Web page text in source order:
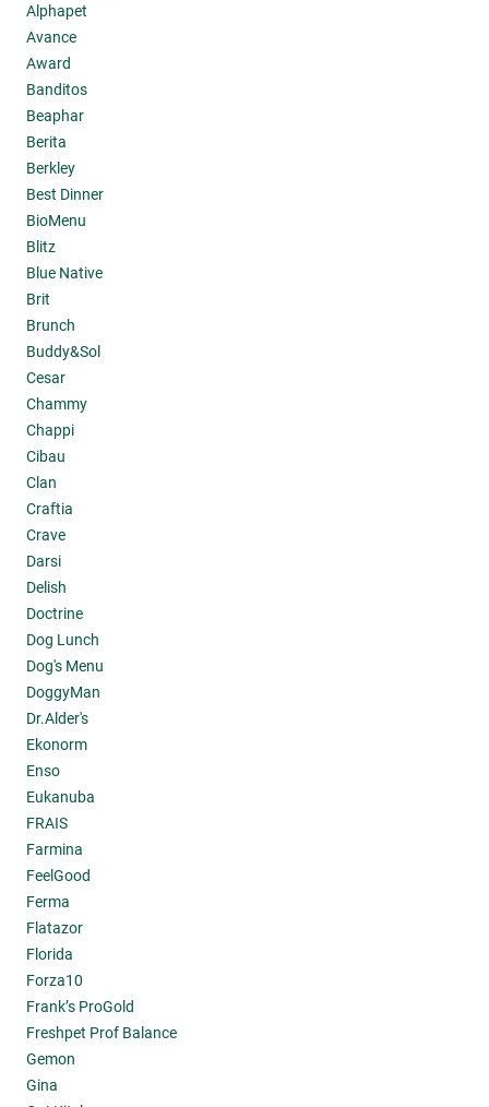
Alphapet
Avance
Award
Banditos
Beaphar
Berita
Berkley
Best Dinner
BioMenu
Blitz
Blue Native
Brit
Brunch
Buddy&Sol
Cesar
Chammy
Chappi
Cibau
Clan
Craftia
Crave
Darsi
Delish
Doctrine
Dog Lunch
Dog's Menu
DoggyMan
Dr.Alder's
Ekonorm
Enso
Eukanuba
FRAIS
Farmina
FeelGood
Ferma
Flatazor
Florida
Forza10
Frank’s ProGold
Freshpet Prof Balance
Gemon
Gina